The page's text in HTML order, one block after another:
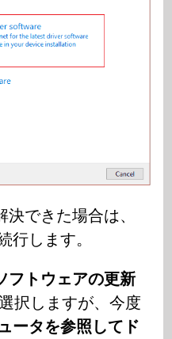
できた場合は、
行します。
フトウェアの更新
択しますが、今度
ータを参照してド